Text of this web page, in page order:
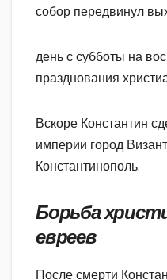
собор передвинул
день с субботы на
празднования
Вскоре Константин
империи город
Константинополь.
Борьба
евреев
После смерти